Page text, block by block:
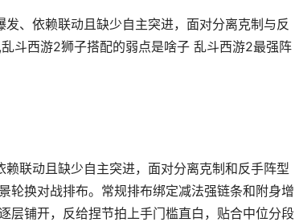
、依赖联动且缺少自主突进，面对分离克制与反
斗西游2狮子搭配的弱点是啥子 乱斗西游2最强阵
联动且缺少自主突进，面对分离克制和反手阵型
轮换对战排布。常规排布绑定减法强链条和附身增
层铺开，反给捏节拍上手门槛直白，贴合中位分段